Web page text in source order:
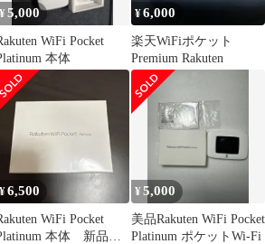
¥5,000
WiFi Pocket
本体
¥6,000
楽天WiFiポケット
Premium Rakuten
¥6,500
WiFi Pocket
本体 新品未
¥5,000
美品Rakuten WiFi Pocket
Platinum ポケットWi-Fi